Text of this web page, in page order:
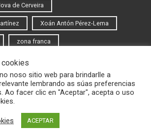
de Cerveira
Xoán Antón Pérez-Lema
zona franca
2020 Novas do Eixo Atlántico
noso sitio web para brindarlle a
lembrando as súas preferencias
Ao facer clic en "Aceptar", acepta o uso
ACEPTAR